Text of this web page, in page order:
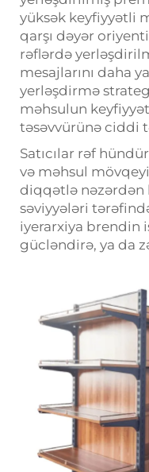
yüksək keyfiyyətli
qarşı dəyər
rəflərdə
mesajlarını daha
yerləşdirmə
məhsulun
təsəvvürünə ciddi
Satıcılar rəf
və məhsul
diqqətlə
səviyyələri
iyerarxiya brendin
gücləndirə, ya da